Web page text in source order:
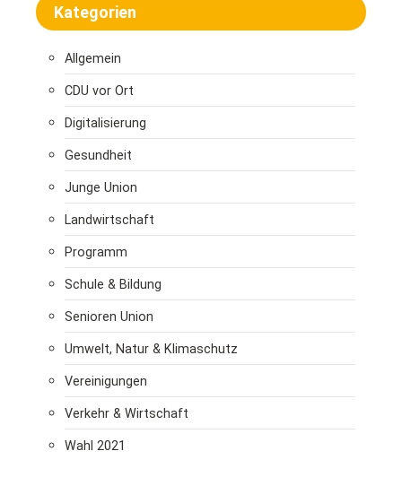
Kategorien
Allgemein
CDU vor Ort
Digitalisierung
Gesundheit
Junge Union
Landwirtschaft
Programm
Schule & Bildung
Senioren Union
Umwelt, Natur & Klimaschutz
Vereinigungen
Verkehr & Wirtschaft
Wahl 2021